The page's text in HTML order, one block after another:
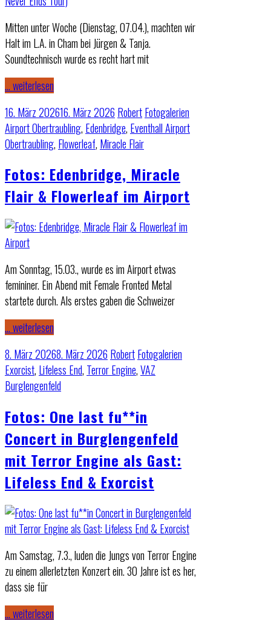
Mitten unter Woche (Dienstag, 07.04.), machten wir
Halt im L.A. in Cham bei Jürgen & Tanja.
Soundtechnisch wurde es recht hart mit
… weiterlesen
16. März 202616. März 2026 RobertFotogalerien
Airport Obertraubling, Edenbridge, Eventhall Airport
Obertraubling, Flowerleaf, Miracle Flair
Fotos: Edenbridge, Miracle
Flair & Flowerleaf im Airport
Am Sonntag, 15.03., wurde es im Airport etwas
femininer. Ein Abend mit Female Fronted Metal
startete durch. Als erstes gaben die Schweizer
… weiterlesen
8. März 20268. März 2026 RobertFotogalerien
Exorcist, Lifeless End, Terror Engine,VAZ
Burglengenfeld
Fotos: One last fu**in
Concert in Burglengenfeld
mit Terror Engine als Gast:
Lifeless End & Exorcist
Am Samstag, 7.3., luden die Jungs von Terror Engine
zu einem allerletzten Konzert ein. 30 Jahre ist es her,
dass sie für
… weiterlesen